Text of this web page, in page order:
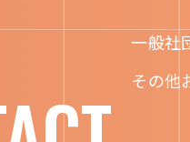
一般社
その他